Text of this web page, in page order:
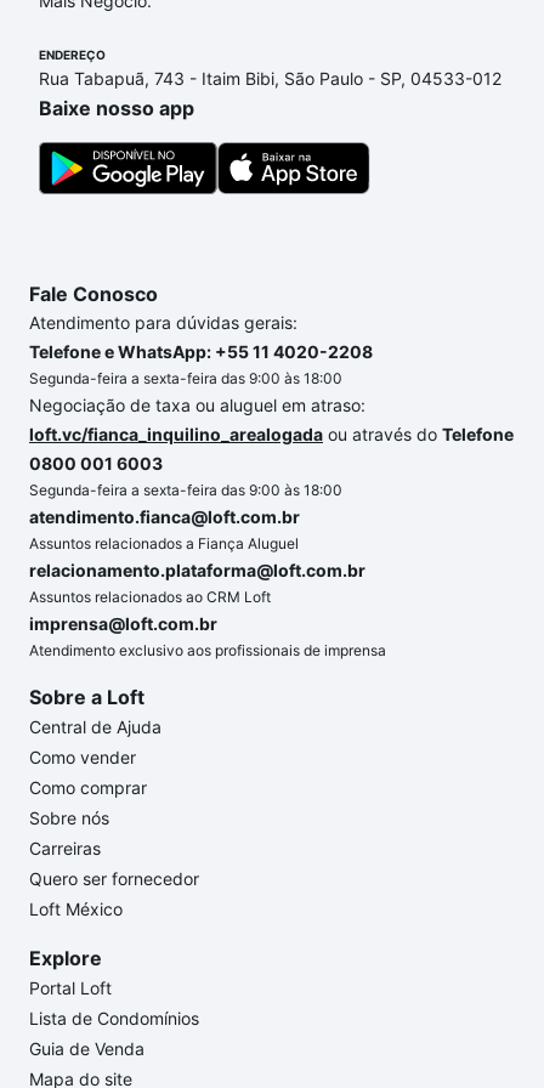
o imóvel dos seus sonhos com segurança e
conforto. Loft, com você até as chaves.
ENDEREÇO
Rua Tabapuã, 743 - Itaim Bibi, São Paulo - SP, 04533-012
Baixe nosso app
Fale Conosco
Atendimento para dúvidas gerais:
Telefone e WhatsApp: +55 11 4020-2208
Segunda-feira a sexta-feira das 9:00 às 18:00
Negociação de taxa ou aluguel em atraso:
loft.vc/fianca_inquilino_arealogada ou através do Telefone
0800 001 6003
Segunda-feira a sexta-feira das 9:00 às 18:00
atendimento.fianca@loft.com.br
Assuntos relacionados a Fiança Aluguel
relacionamento.plataforma@loft.com.br
Assuntos relacionados ao CRM Loft
imprensa@loft.com.br
Atendimento exclusivo aos profissionais de imprensa
Sobre a Loft
Central de Ajuda
Como vender
Como comprar
Sobre nós
Carreiras
Quero ser fornecedor
Loft México
Explore
Portal Loft
Lista de Condomínios
Guia de Venda
Mapa do site